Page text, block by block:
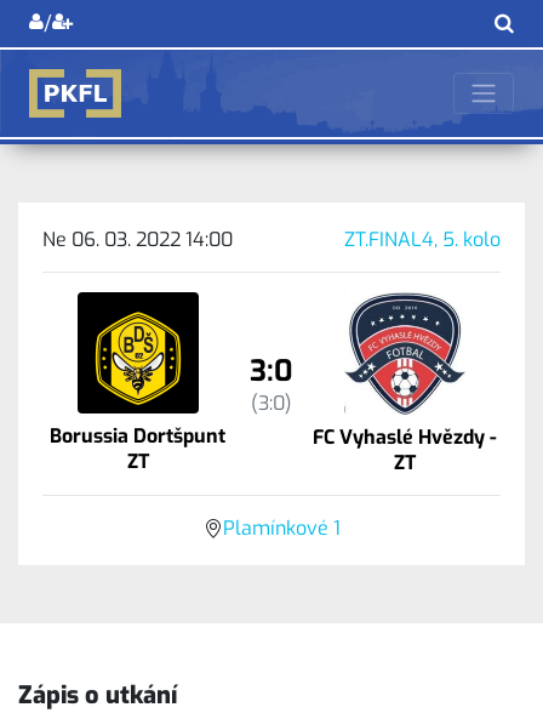
/
Ne 06. 03. 2022 14:00 ZT.FINAL4, 5. kolo
Borussia Dortšpunt
ZT
3:0
(3:0)
FC Vyhaslé Hvězdy -
ZT
Plamínkové 1
Zápis o utkání